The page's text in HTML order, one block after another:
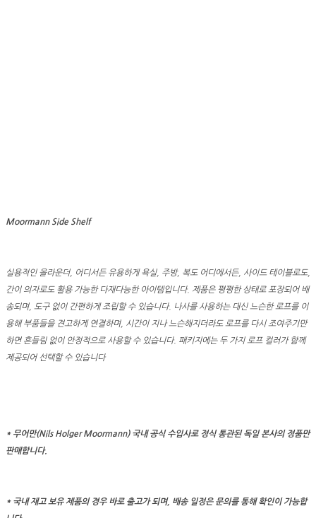
Moormann Side Shelf
실용적인 올라운더, 어디서든 유용하게 욕실, 주방, 복도 어디에서든, 사이드 테이블로도,
간이 의자로도 활용 가능한 다재다능한 아이템입니다. 제품은 평평한 상태로 포장되어 배
송되며, 도구 없이 간편하게 조립할 수 있습니다. 나사를 사용하는 대신 느슨한 로프를 이
용해 부품들을 견고하게 연결하며, 시간이 지나 느슨해지더라도 로프를 다시 조여주기만
하면 흔들림 없이 안정적으로 사용할 수 있습니다. 패키지에는 두 가지 로프 컬러가 함께
제공되어 선택할 수 있습니다
* 무어만(Nils Holger Moormann) 국내 공식 수입사로 정식 통관된 독일 본사의 정품만
판매합니다.
* 국내 재고 보유 제품의 경우 바로 출고가 되며, 배송 일정은 문의를 통해 확인이 가능합